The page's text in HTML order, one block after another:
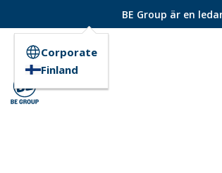
BE Group är en
Corporate
Finland